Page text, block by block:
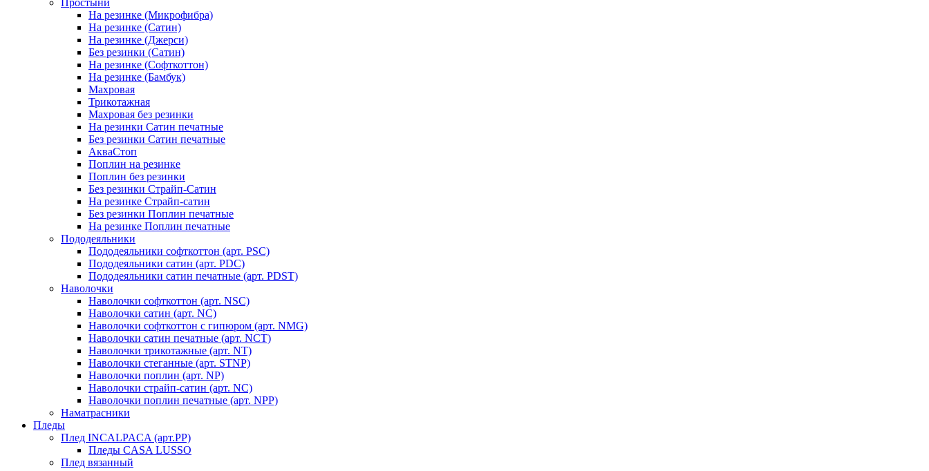
Простыни
На резинке (Микрофибра)
На резинке (Сатин)
На резинке (Джерси)
Без резинки (Сатин)
На резинке (Софткоттон)
На резинке (Бамбук)
Махровая
Трикотажная
Махровая без резинки
На резинки Сатин печатные
Без резинки Сатин печатные
АкваСтоп
Поплин на резинке
Поплин без резинки
Без резинки Страйп-Сатин
На резинке Страйп-сатин
Без резинки Поплин печатные
На резинке Поплин печатные
Пододеяльники
Пододеяльники софткоттон (арт. PSC)
Пододеяльники сатин (арт. PDC)
Пододеяльники сатин печатные (арт. PDST)
Наволочки
Наволочки софткоттон (арт. NSC)
Наволочки сатин (арт. NC)
Наволочки софткоттон с гипюром (арт. NMG)
Наволочки сатин печатные (арт. NCT)
Наволочки трикотажные (арт. NT)
Наволочки стеганные (арт. STNP)
Наволочки поплин (арт. NP)
Наволочки страйп-сатин (арт. NC)
Наволочки поплин печатные (арт. NPP)
Наматрасники
Пледы
Плед INCALPACA (арт.PP)
Пледы CASA LUSSO
Плед вязанный